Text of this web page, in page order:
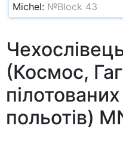
Michel: №Block 43
(Космос,
польотів)